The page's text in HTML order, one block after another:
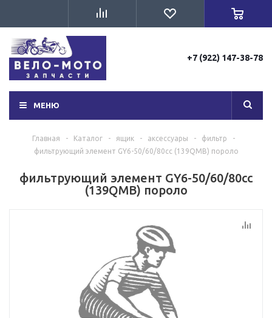
+7 (922) 147-38-78
МЕНЮ
Главная - Каталог - ящик - аксессуары - фильтр
-
фильтрующий элемент GY6-50/60/80сс (139QMB) пороло
фильтрующий элемент GY6-50/60/80сс
(139QMB) пороло